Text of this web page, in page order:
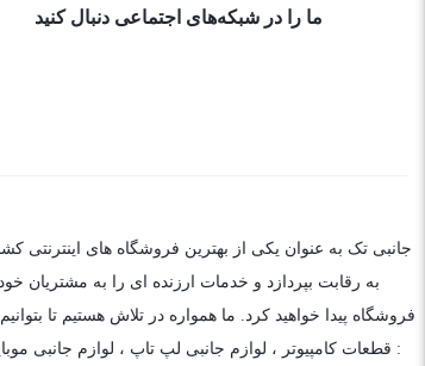
ما را در شبکه‌های اجتماعی دنبال کنید
جانبی تک به عنوان یکی از بهترین فروشگاه های اینترنتی
به رقابت بپردازد و خدمات ارزنده ای را به مشتریان
فروشگاه پیدا خواهید کرد. ما همواره در تلاش هستیم تا
: قطعات کامپیوتر ، لوازم جانبی لپ تاپ ، لوازم جانبی